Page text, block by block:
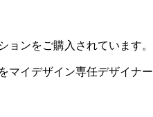
ョンをご購入されています。
マイデザイン専任デザイナ